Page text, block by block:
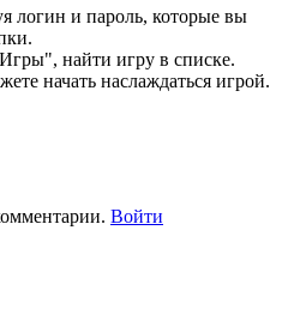
логин и пароль, которые вы
найти игру в списке.
начать наслаждаться игрой.
Войти